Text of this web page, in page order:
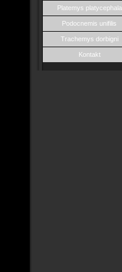
Platemys platycephala
Podocnemis unifilis
Trachemys dorbigni
Kontakt